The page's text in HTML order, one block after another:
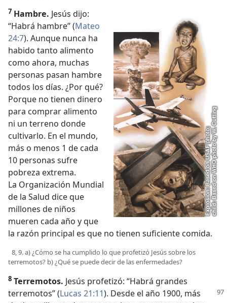
7 Hambre. Jesús dijo:
“Habrá hambre” (Mateo
24:7). Aunque nunca ha
habido tanto alimento
como ahora, muchas
personas pasan hambre
todos los días. ¿Por qué?
Porque no tienen dinero
para comprar alimento
ni un terreno donde
cultivarlo. En el mundo,
más o menos 1 de cada
10 personas sufre
pobreza extrema.
La Organización Mundial
de la Salud dice que
millones de niños
mueren cada año y que
la razón principal es que no tienen suficiente comida.
8, 9. a) ¿Cómo se ha cumplido lo que profetizó Jesús sobre los
terremotos? b) ¿Qué se puede decir de las enfermedades?
8 Terremotos. Jesús profetizó: “Habrá grandes
terremotos” (Lucas 21:11). Desde el año 1900, más